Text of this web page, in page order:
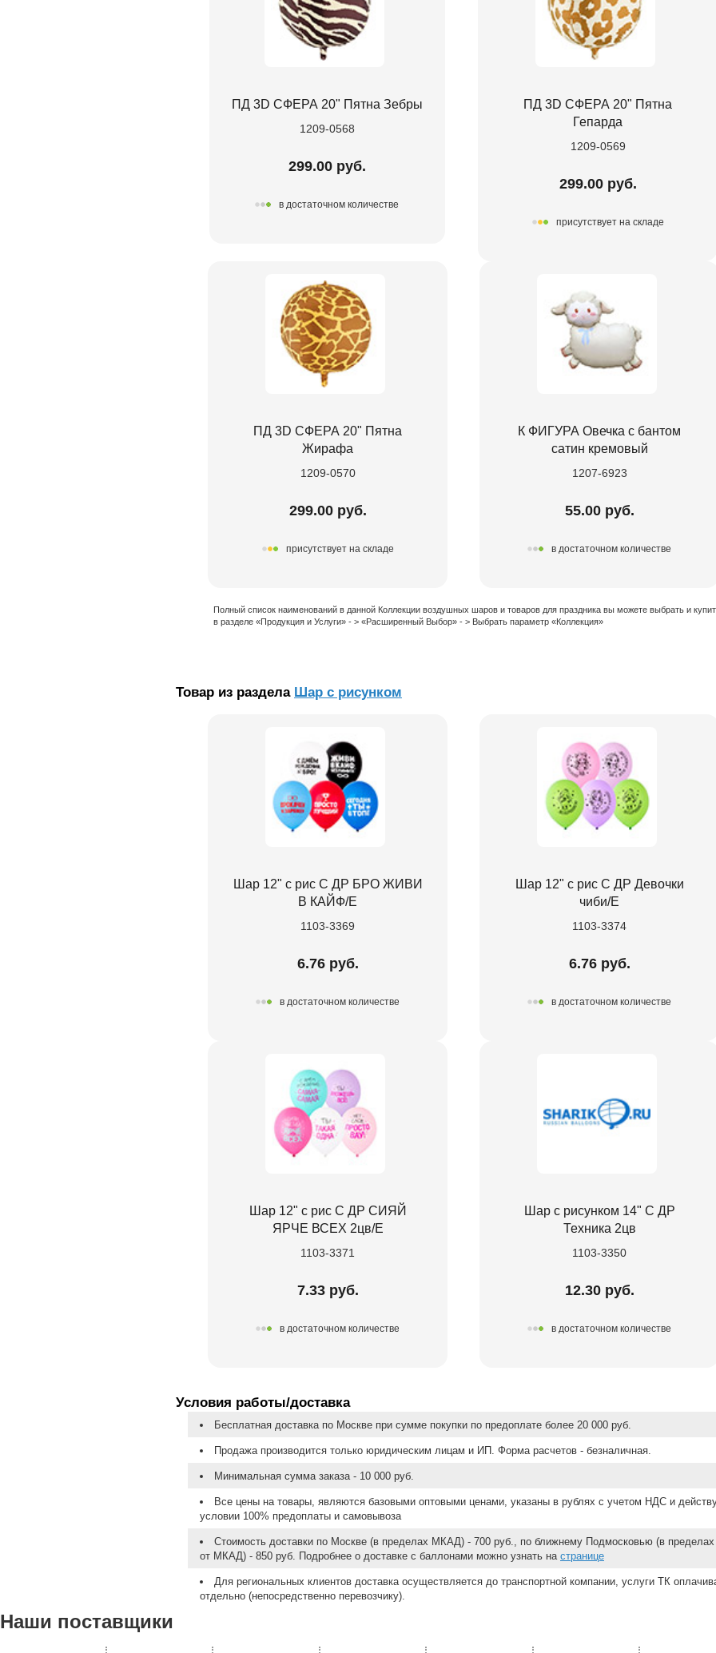
ПД 3D СФЕРА 20" Пятна Зебры
1209-0568
299.00 руб.
в достаточном количестве
ПД 3D СФЕРА 20" Пятна
Гепарда
1209-0569
299.00 руб.
присутствует на складе
ПД 3D СФЕРА 20" Пятна
Жирафа
1209-0570
299.00 руб.
присутствует на складе
К ФИГУРА Овечка с бантом
сатин кремовый
1207-6923
55.00 руб.
в достаточном количестве
Полный список наименований в данной Коллекции воздушных шаров и товаров для праздника вы можете выбрать и
в разделе «Продукция и Услуги» - > «Расширенный Выбор» - > Выбрать параметр «Коллекция»
Товар из раздела Шар с рисунком
Шар 12" с рис С ДР БРО ЖИВИ
В КАЙФ/E
1103-3369
6.76 руб.
в достаточном количестве
Шар 12" с рис С ДР Девочки
чиби/E
1103-3374
6.76 руб.
в достаточном количестве
Шар 12" с рис С ДР СИЯЙ
ЯРЧЕ ВСЕХ 2цв/E
1103-3371
7.33 руб.
в достаточном количестве
Шар с рисунком 14" С ДР
Техника 2цв
1103-3350
12.30 руб.
в достаточном количестве
Условия работы/доставка
Бесплатная доставка по Москве при сумме покупки по предоплате более 20 000 руб.
Продажа производится только юридическим лицам и ИП. Форма расчетов - безналичная.
Минимальная сумма заказа - 10 000 руб.
Все цены на товары, являются базовыми оптовыми ценами, указаны в рублях с учетом НДС и
условии 100% предоплаты и самовывоза
Стоимость доставки по Москве (в пределах МКАД) - 700 руб., по ближнему Подмосковью (в пределах
от МКАД) - 850 руб. Подробнее о доставке с баллонами можно узнать на странице
Для региональных клиентов доставка осуществляется до транспортной компании, услуги ТК
отдельно (непосредственно перевозчику).
Наши поставщики